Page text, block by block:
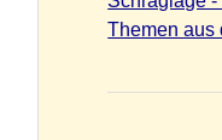
Themen aus